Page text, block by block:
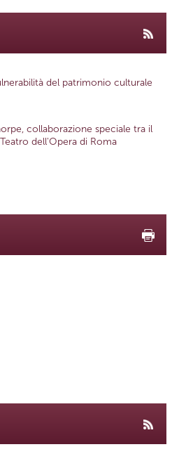
del patrimonio culturale
collaborazione speciale tra il
dell'Opera di Roma